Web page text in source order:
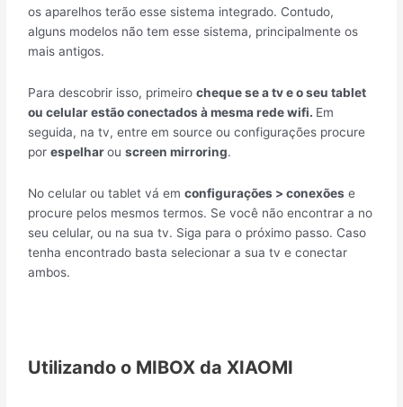
os aparelhos terão esse sistema integrado. Contudo,
alguns modelos não tem esse sistema, principalmente os
mais antigos.
Para descobrir isso, primeirocheque se a tv e o seu tablet
ou celular estão conectados à mesma rede wifi. Em
seguida, na tv, entre em source ou configurações procure
porespelharouscreen mirroring.
No celular ou tablet vá emconfigurações > conexões e
procure pelos mesmos termos. Se você não encontrar a no
seu celular, ou na sua tv. Siga para o próximo passo. Caso
tenha encontrado basta selecionar a sua tv e conectar
ambos.
Utilizando o MIBOX da XIAOMI